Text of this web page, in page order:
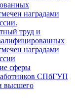
труд и
наградами